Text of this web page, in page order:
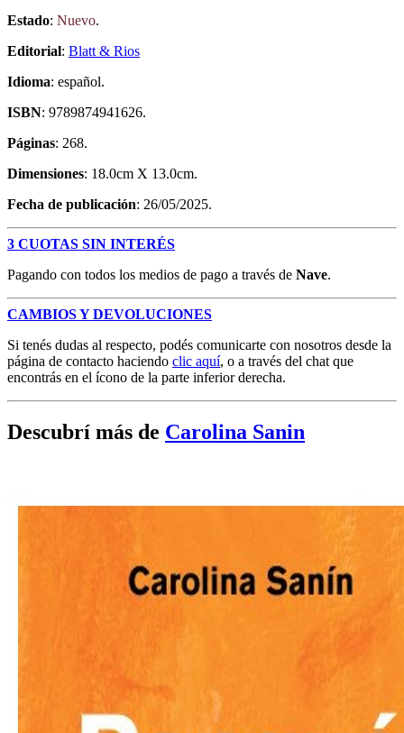
Estado: Nuevo.
Editorial: Blatt & Rios
Idioma: español.
ISBN: 9789874941626.
Páginas: 268.
Dimensiones: 18.0cm X 13.0cm.
Fecha de publicación: 26/05/2025.
3 CUOTAS SIN INTERÉS
Pagando con todos los medios de pago a través de Nave.
CAMBIOS Y DEVOLUCIONES
Si tenés dudas al respecto, podés comunicarte con nosotros desde la
página de contacto haciendo clic aquí, o a través del chat que
encontrás en el ícono de la parte inferior derecha.
Descubrí más de Carolina Sanin